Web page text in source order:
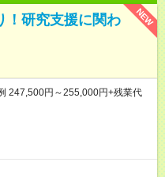
NEW
！研究支援に関わ
247,500円～255,000円+残業代